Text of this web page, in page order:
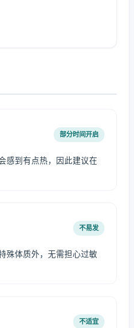
部分时间开启
感到有点热，因此建议在
不易发
殊体质外，无需担心过敏
不适宜